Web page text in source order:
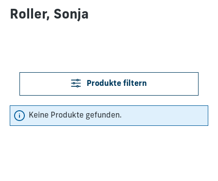
Roller, Sonja
Produkte filtern
Keine Produkte gefunden.